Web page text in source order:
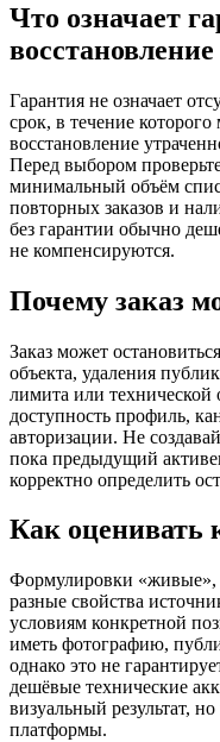
Что означает
восстановление
Гарантия не означает
срок, в течение
восстановление
Перед выбором
минимальный объём
повторных заказов и
без гарантии обычно
не компенсируются.
Почему заказ
Заказ может
объекта, удаления
лимита или технической
доступность профиль,
авторизации. Не
пока предыдущий
корректно определить
Как оценивать
Формулировки «живые»,
разные свойства
условиям конкретной
иметь фотографию,
однако это не
дешёвые технические
визуальный результат,
платформы.